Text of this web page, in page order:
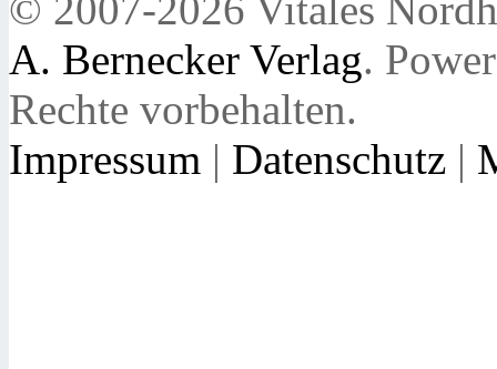
© 2007-2026 Vitales
A. Bernecker Verlag.
Rechte vorbehalten.
Impressum | Datenschutz |